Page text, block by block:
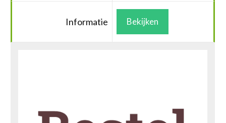
Informatie Bekijken